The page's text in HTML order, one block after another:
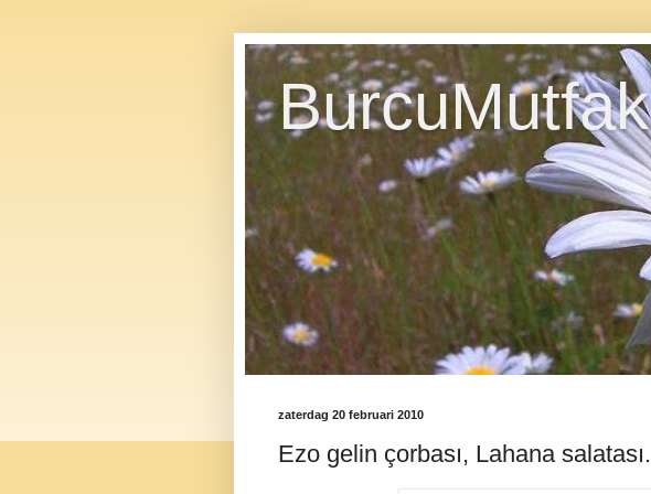
BurcuMutfak
zaterdag 20 februari 2010
Ezo gelin çorbası, Lahana salatası.